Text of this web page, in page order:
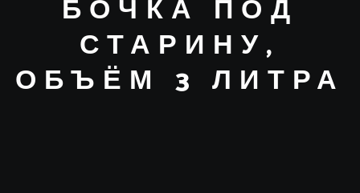
БОЧКА ПОД
СТАРИНУ,
ОБЪЁМ 3 ЛИТРА